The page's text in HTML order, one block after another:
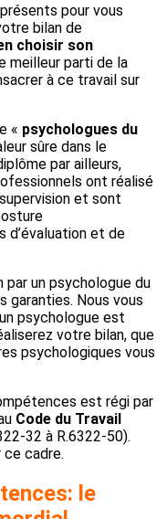
pour vous
bilan de
choisir son
meilleur parti de la
à ce travail sur
« psychologues du
sûre dans le
par ailleurs,
ont réalisé
et sont
d’évaluation et de
par un psychologue du
garanties. Nous vous
psychologue est
votre bilan, que
psychologiques vous
est régi par
Code du Travail
32 à R.6322-50).
cadre.
le